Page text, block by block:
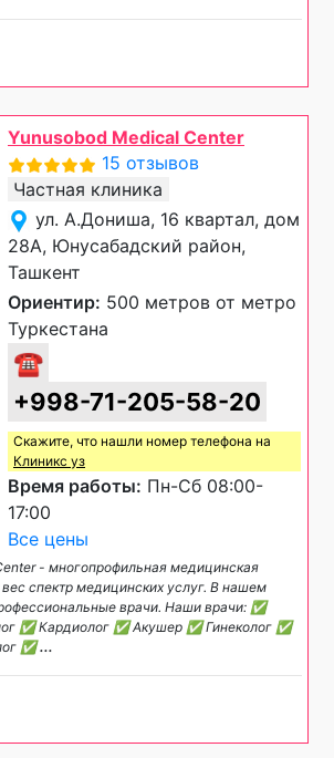
Yunusobod Medical Center
15 отзывов
Частная клиника
ул. А.Дониша, 16 квартал, дом
28А, Юнусабадский район,
Ташкент
Ориентир: 500 метров от метро
Туркестана
☎
+998-71-205-58-20
Скажите, что нашли номер телефона на
Клиникс уз
Время работы: Пн-Сб 08:00-
17:00
Все цены
- многопрофильная медицинская
спектр медицинских услуг. В нашем
врачи. Наши врачи: ✅
✅ Кардиолог ✅ Акушер ✅ Гинеколог ✅
✅...